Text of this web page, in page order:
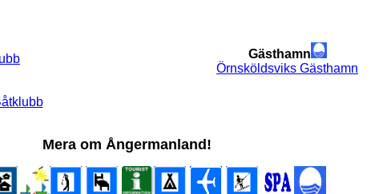
Gästhamn
Örnsköldsviks Gästhamn
Mera om Ångermanland!